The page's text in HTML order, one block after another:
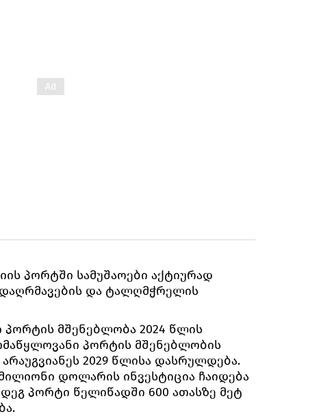
პორტში სამუშაოები აქტიურად
და ტალღმჭრელის
პორტის მშენებლობა 2024 წლის
პორტის მშენებლობის
2029 წლისა დასრულდება.
დოლარის ინვესტიცია ჩაიდება
პორტი წელიწადში 600 ათასზე მეტ